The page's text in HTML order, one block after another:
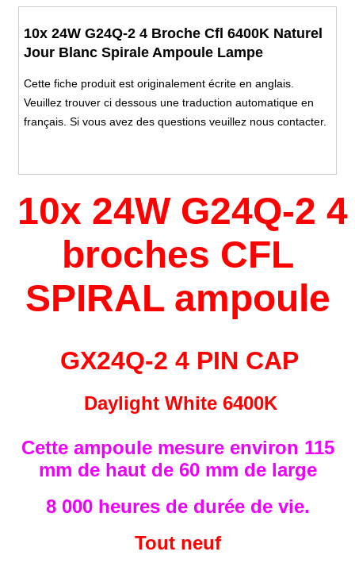
10x 24W G24Q-2 4 Broche Cfl 6400K Naturel
Jour Blanc Spirale Ampoule Lampe
Cette fiche produit est originalement écrite en anglais.
Veuillez trouver ci dessous une traduction automatique en
français. Si vous avez des questions veuillez nous contacter.
10x 24WG24Q-2 4
broches CFL
SPIRAL ampoule
GX24Q-2 4 PIN CAP
Daylight White 6400K
Cette ampoule mesure environ 115
mm de haut de 60 mm de large
8 000 heures de durée de vie.
Tout neuf